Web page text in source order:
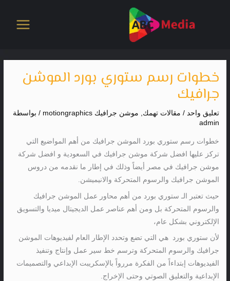
خطوات رسم ستوري بورد الموشن
جرافيك
تعليق واحد / مقالات تهمك, موشن جرافيك motiongraphics
/ بواسطة
admin
خطوات رسم ستوري بورد الموشن جرافيك من أهم المواضيع التي
تركز عليها افضل شركة موشن جرافيك في السعودية و افضل شركة
موشن جرافيك في مصر أيضاً وذلك في إطار ما نقدمه من دروس
الموشن جرافيك والرسوم المتحركة والانيميشن.
حيث تعتبر الـ ستوري بورد من أهم محاور عمل الموشن جرافيك
والرسوم المتحركة بل ومن أهم عناصر عمل الديجيتال ميديا والتسويق
الإلكتروني بشكل عام،
لأن ستوري بورد هي التي تضع وتحدد الإطار العام لفيديوهات الموشن
جرافيك والرسوم المتحركة وترسم خط سير عمل وإنتاج وتنفيذ
الفيديوهات إبتداءاً من الفكرة مررواً بالإسكريبت الإبداعي والتصميمات
الإبداعية والتعليق الصوتي وحتى الإخراج.